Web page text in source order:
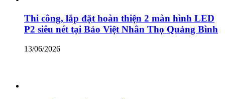
Thi công, lắp đặt hoàn thiện 2 màn hình LED
P2 siêu nét tại Bảo Việt Nhân Thọ Quảng Bình
13/06/2026